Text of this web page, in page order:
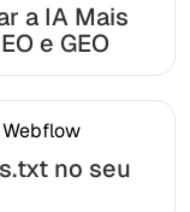
a IA Mais
e GEO
no seu